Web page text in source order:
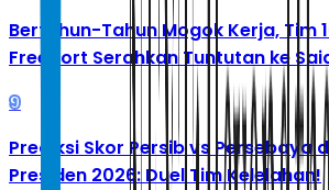
Bertahun-Tahun Mogok Kerja, Tim
Freeport Serahkan Tuntutan ke
9
Prediksi Skor Persib vs Persebaya
Presiden 2026: Duel Tim Kelelahan!